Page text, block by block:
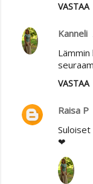
VASTAA
Kanneli
VASTAA
Raisa P
❤